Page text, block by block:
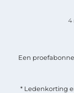
4
Een
* Ledenkorting